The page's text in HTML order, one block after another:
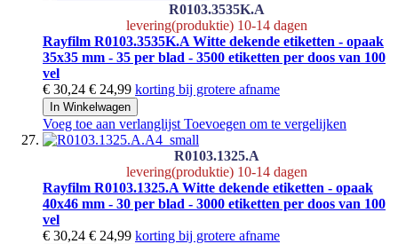
R0103.3535K.A
levering(produktie) 10-14 dagen
Rayfilm R0103.3535K.A Witte dekende etiketten - opaak
35x35 mm - 35 per blad - 3500 etiketten per doos van 100
vel
€ 30,24 € 24,99 korting bij grotere afname
In Winkelwagen
Voeg toe aan verlanglijst Toevoegen om te vergelijken
R0103.1325.A
levering(produktie) 10-14 dagen
Rayfilm R0103.1325.A Witte dekende etiketten - opaak
40x46 mm - 30 per blad - 3000 etiketten per doos van 100
vel
€ 30,24 € 24,99 korting bij grotere afname